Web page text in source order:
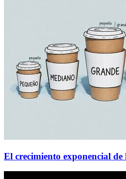
El crecimiento exponencial de